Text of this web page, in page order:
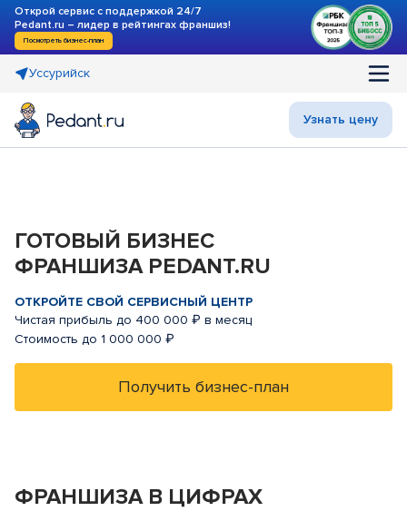
Открой сервис с поддержкой 24/7
Pedant.ru – лидер в рейтингах франшиз!
Посмотреть бизнес-план
Уссурийск
Узнать цену
ГОТОВЫЙ БИЗНЕС
ФРАНШИЗА PEDANT.RU
ОТКРОЙТЕ СВОЙ СЕРВИСНЫЙ ЦЕНТР
Чистая прибыль до 400 000 ₽ в месяц
Стоимость до 1 000 000 ₽
Получить бизнес-план
ФРАНШИЗА В ЦИФРАХ